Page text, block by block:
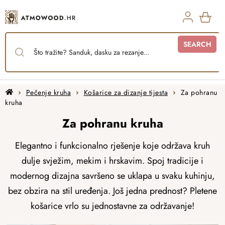
to
content
SEARCH
HomePečenje kruha Košarice za dizanje tijesta
Za pohranu
kruha
Za pohranu kruha
Elegantno i funkcionalno rješenje koje održava kruh
dulje svježim, mekim i hrskavim. Spoj tradicije i
modernog dizajna savršeno se uklapa u svaku kuhinju,
bez obzira na stil uređenja. Još jedna prednost? Pletene
košarice vrlo su jednostavne za održavanje!